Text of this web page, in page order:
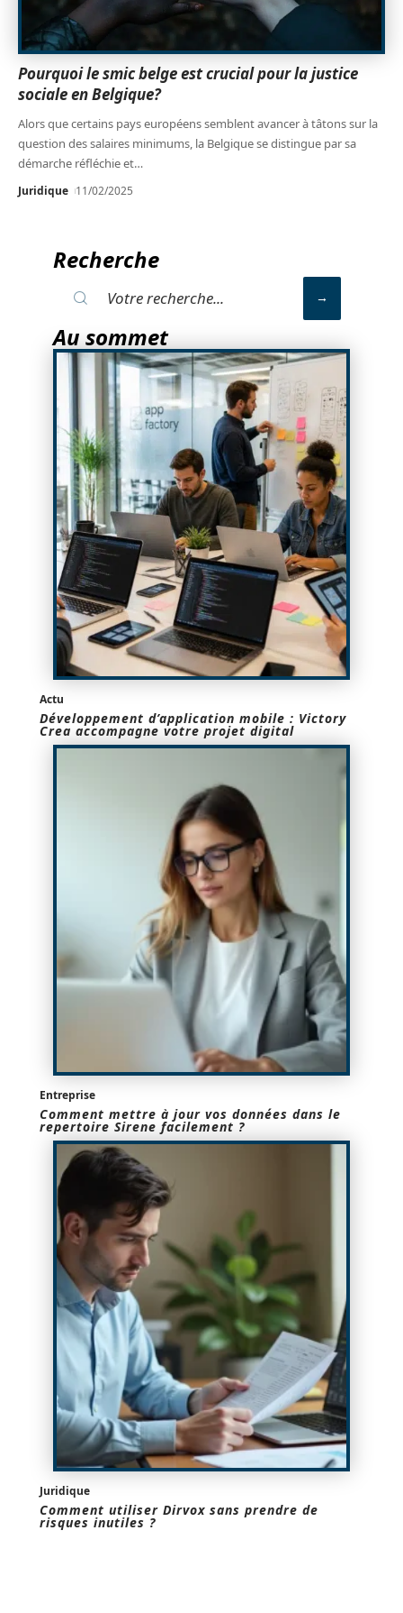
Pourquoi le smic belge est crucial pour la justice
sociale en Belgique?
Alors que certains pays européens semblent avancer à tâtons sur la
question des salaires minimums, la Belgique se distingue par sa
démarche réfléchie et…
Juridique 11/02/2025
Recherche
Au sommet
Actu
Développement d’application mobile : Victory
Crea accompagne votre projet digital
Entreprise
Comment mettre à jour vos données dans le
repertoire Sirene facilement ?
Juridique
Comment utiliser Dirvox sans prendre de
risques inutiles ?